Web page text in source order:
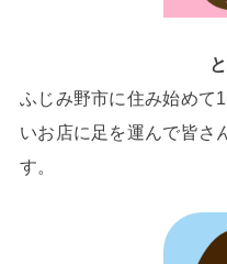
ふじみ野市に住み始めて
いお店に足を運んで皆さ
す。